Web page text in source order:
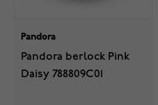
Pandora
Pandora berlock Pink
Daisy 788809C01